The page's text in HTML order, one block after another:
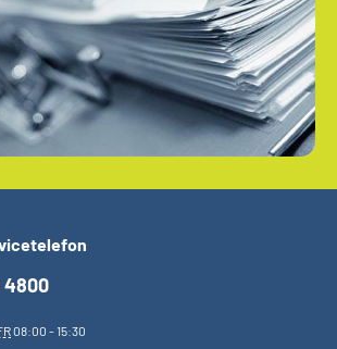
4800
08:00 - 15:30